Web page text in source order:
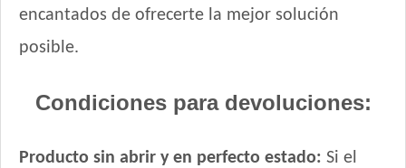
encantados de ofrecerte la mejor solución
posible.
Condiciones para devoluciones:
Producto sin abrir y en perfecto estado: Si el